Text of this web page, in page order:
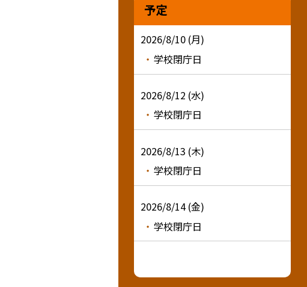
予定
2026/8/10 (月)
学校閉庁日
2026/8/12 (水)
学校閉庁日
2026/8/13 (木)
学校閉庁日
2026/8/14 (金)
学校閉庁日